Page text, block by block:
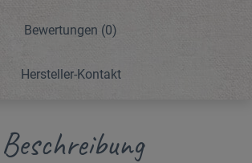
Bewertungen (0)
Hersteller-Kontakt
Beschreibung